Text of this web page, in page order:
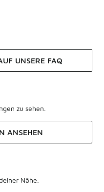
UNSERE FAQ
zu sehen.
ANSEHEN
Nähe.